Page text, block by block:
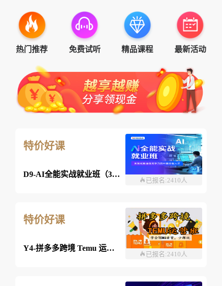
热门推荐 免费试听 精品课程 最新活动
特价好课
D9-AI全能实战就业班（360课时）
已报名:2410人
特价好课
Y4-拼多多跨境 Temu 运营班-26年08月08日（双师）
已报名:2410人